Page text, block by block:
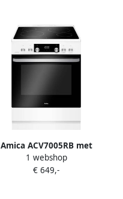
Amica ACV7005RB met
aangesloten 1 fase
stekkerkabel
1 webshop
€ 649,-